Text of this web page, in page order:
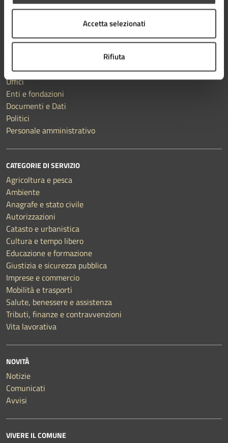
Accetta selezionati
Rifiuta
AMMINISTRAZIONE
Organi di governo
Uffici
Enti e fondazioni
Documenti e Dati
Politici
Personale amministrativo
CATEGORIE DI SERVIZIO
Agricoltura e pesca
Ambiente
Anagrafe e stato civile
Autorizzazioni
Catasto e urbanistica
Cultura e tempo libero
Educazione e formazione
Giustizia e sicurezza pubblica
Imprese e commercio
Mobilità e trasporti
Salute, benessere e assistenza
Tributi, finanze e contravvenzioni
Vita lavorativa
NOVITÀ
Notizie
Comunicati
Avvisi
VIVERE IL COMUNE